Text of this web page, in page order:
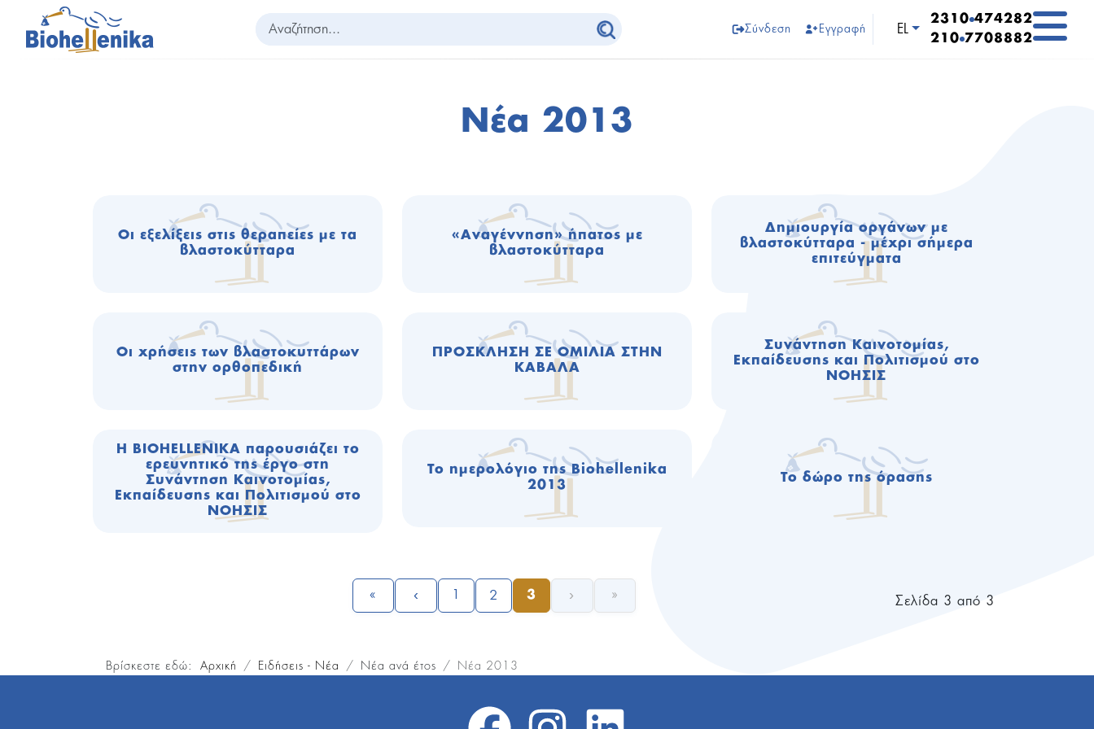
Αναζήτηση...
Σύνδεση Εγγραφή Επιλέξτε τη γλώσσα σας
EL
2310 474282
210 7708882
Νέα 2013
Οι εξελίξεις στις θεραπείες με τα
βλαστοκύτταρα
«Αναγέννηση» ήπατος με
βλαστοκύτταρα
Δημιουργία οργάνων με
βλαστοκύτταρα - μέχρι σήμερα
επιτεύγματα
Οι χρήσεις των βλαστοκυττάρων
στην ορθοπεδική
ΠΡΟΣΚΛΗΣΗ ΣΕ ΟΜΙΛΙΑ ΣΤΗΝ
ΚΑΒΑΛΑ
Συνάντηση Καινοτομίας,
Εκπαίδευσης και Πολιτισμού στο
ΝΟΗΣΙΣ
Η BIOHELLENIKA παρουσιάζει το
ερευνητικό της έργο στη
Συνάντηση Καινοτομίας,
Εκπαίδευσης και Πολιτισμού στο
ΝΟΗΣΙΣ
Το ημερολόγιο της Biohellenika
2013
Το δώρο της όρασης
Σελίδα 3 από 3
2 3
Βρίσκεστε εδώ: Αρχική Ειδήσεις - Νέα Νέα ανά έτος Νέα 2013